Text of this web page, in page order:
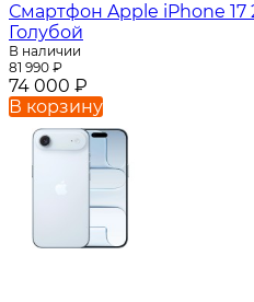
Смартфон Apple iPhone 17
Голубой
В наличии
81 990 ₽
74 000 ₽
В корзину